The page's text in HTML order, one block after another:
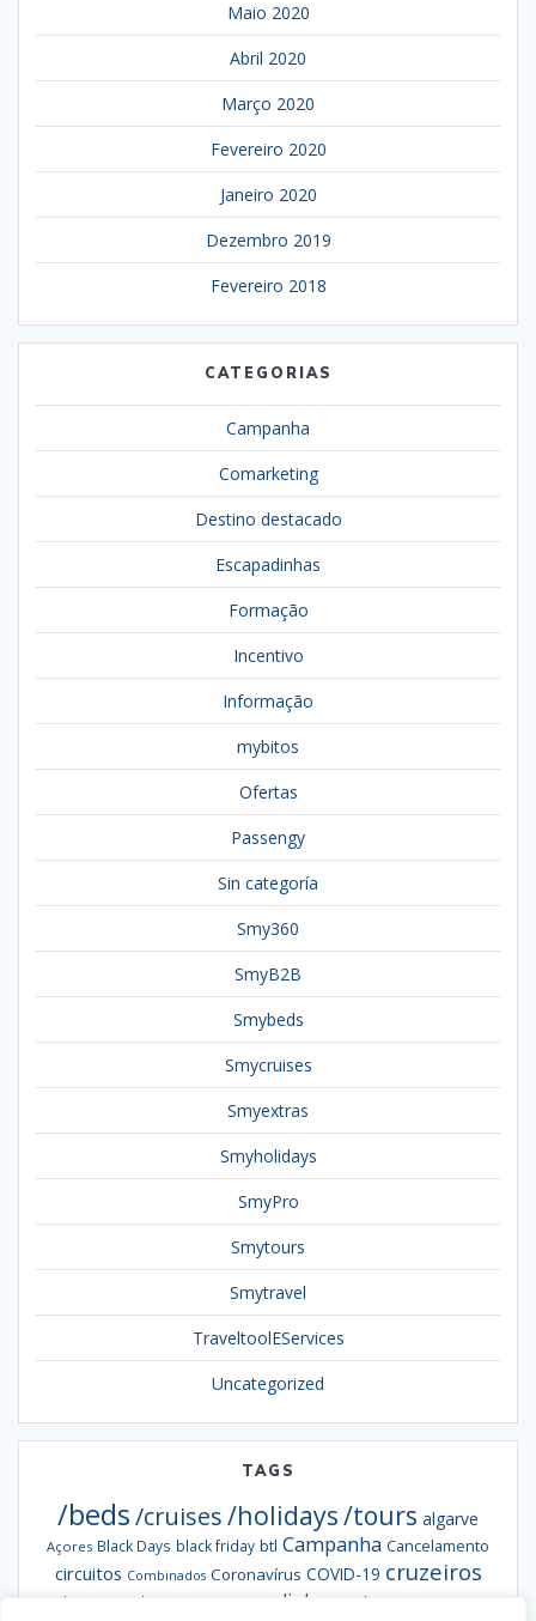
Maio 2020
Abril 2020
Março 2020
Fevereiro 2020
Janeiro 2020
Dezembro 2019
Fevereiro 2018
CATEGORIAS
Campanha
Comarketing
Destino destacado
Escapadinhas
Formação
Incentivo
Informação
mybitos
Ofertas
Passengy
Sin categoría
Smy360
SmyB2B
Smybeds
Smycruises
Smyextras
Smyholidays
SmyPro
Smytours
Smytravel
TraveltoolEServices
Uncategorized
TAGS
/beds/cruises/holidays/tours algarve
Açores Black Days black friday btl Campanha Cancelamento
circuitos Combinados Coronavírus COVID-19 cruzeiros
destaques da semana escapadinhas Exclusiva